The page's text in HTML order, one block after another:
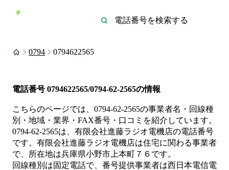
0794 0794622565
電話番号 0794622565/0794-62-2565の情報
こちらのページでは、 0794-62-2565の事業者名・回線種
別・地域・業界・FAX番号・口コミを紹介しています。
0794-62-2565は、 有限会社進藤ラジオ電機店の電話番号
です。 有限会社進藤ラジオ電機店は住宅に関わる事業者
で、所在地は兵庫県小野市上本町７６ です。
回線種別は固定電話で、番号提供事業者は西日本電信電